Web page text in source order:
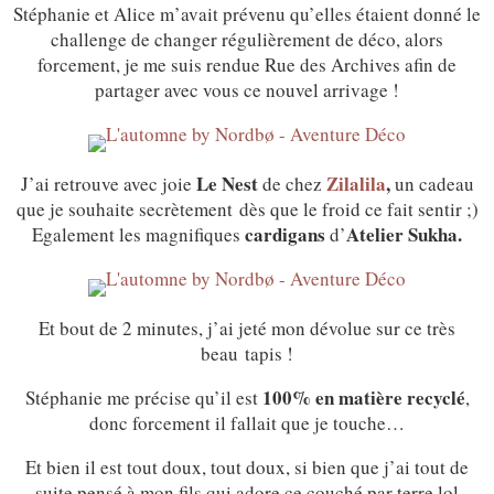
Stéphanie et Alice m’avait prévenu qu’elles étaient donné le
challenge de changer régulièrement de déco, alors
forcement, je me suis rendue Rue des Archives afin de
partager avec vous ce nouvel arrivage !
J’ai retrouve avec joie Le Nestde chez Zilalila,un cadeau
que je souhaite secrètement dès que le froid ce fait sentir ;)
Egalement les magnifiques cardigans d’Atelier Sukha.
Et bout de 2 minutes, j’ai jeté mon dévolue sur ce très
beau tapis !
Stéphanie me précise qu’il est 100% en matière recyclé,
donc forcement il fallait que je touche…
Et bien il est tout doux, tout doux, si bien que j’ai tout de